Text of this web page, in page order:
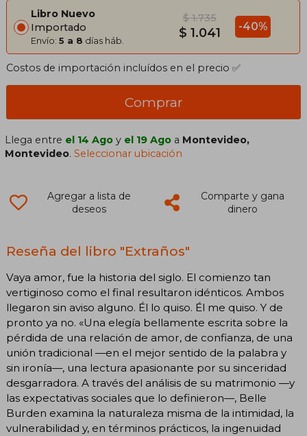
Libro Nuevo
Importado
Envío: 5 a 8 días háb.
$ 1.735
$ 1.041 -40%
Costos de importación incluídos en el precio ✅
Comprar
Llega entre el 14 Ago y el 19 Ago a Montevideo,
Montevideo.Seleccionar ubicación
Agregar a lista de
deseos
Comparte y gana
dinero
Reseña del libro "Extraños"
Vaya amor, fue la historia del siglo. El comienzo tan
vertiginoso como el final resultaron idénticos. Ambos
llegaron sin aviso alguno. Él lo quiso. Él me quiso. Y de
pronto ya no. «Una elegía bellamente escrita sobre la
pérdida de una relación de amor, de confianza, de una
unión tradicional —en el mejor sentido de la palabra y
sin ironía—, una lectura apasionante por su sinceridad
desgarradora. A través del análisis de su matrimonio —y
las expectativas sociales que lo definieron—, Belle
Burden examina la naturaleza misma de la intimidad, la
vulnerabilidad y, en términos prácticos, la ingenuidad